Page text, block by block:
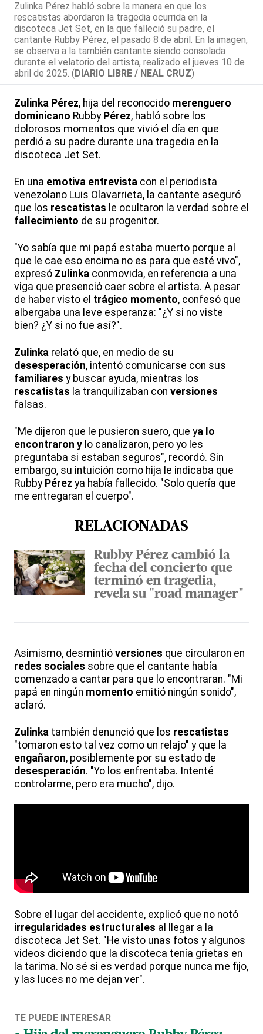
Zulinka Pérez habló sobre la manera en que los
rescatistas abordaron la tragedia ocurrida en la
discoteca Jet Set, en la que falleció su padre, el
cantante Rubby Pérez, el pasado 8 de abril. En la imagen,
se observa a la también cantante siendo consolada
durante el velatorio del artista, realizado el jueves 10 de
abril de 2025. (DIARIO LIBRE / NEAL CRUZ)
Zulinka Pérez, hija del reconocido merenguero
dominicano Rubby Pérez, habló sobre los
dolorosos momentos que vivió el día en que
perdió a su padre durante una tragedia en la
discoteca Jet Set.
En una emotiva entrevista con el periodista
venezolano Luis Olavarrieta, la cantante aseguró
que los rescatistas le ocultaron la verdad sobre el
fallecimiento de su progenitor.
"Yo sabía que mi papá estaba muerto porque al
que le cae eso encima no es para que esté vivo",
expresó Zulinka conmovida, en referencia a una
viga que presenció caer sobre el artista. A pesar
de haber visto el trágico momento, confesó que
albergaba una leve esperanza: "¿Y si no viste
bien? ¿Y si no fue así?".
Zulinka relató que, en medio de su
desesperación, intentó comunicarse con sus
familiares y buscar ayuda, mientras los
rescatistas la tranquilizaban con versiones
falsas.
"Me dijeron que le pusieron suero, que ya lo
encontraron y lo canalizaron, pero yo les
preguntaba si estaban seguros", recordó. Sin
embargo, su intuición como hija le indicaba que
Rubby Pérez ya había fallecido. "Solo quería que
me entregaran el cuerpo".
RELACIONADAS
Rubby Pérez cambió la
fecha del concierto que
terminó en tragedia,
revela su "road manager"
Asimismo, desmintió versiones que circularon en
redes sociales sobre que el cantante había
comenzado a cantar para que lo encontraran. "Mi
papá en ningún momento emitió ningún sonido",
aclaró.
Zulinka también denunció que los rescatistas
"tomaron esto tal vez como un relajo" y que la
engañaron, posiblemente por su estado de
desesperación. "Yo los enfrentaba. Intenté
controlarme, pero era mucho", dijo.
Sobre el lugar del accidente, explicó que no notó
irregularidades estructurales al llegar a la
discoteca Jet Set. "He visto unas fotos y algunos
videos diciendo que la discoteca tenía grietas en
la tarima. No sé si es verdad porque nunca me fijo,
y las luces no me dejan ver".
TE PUEDE INTERESAR